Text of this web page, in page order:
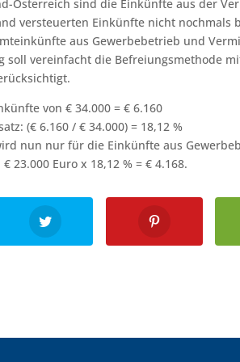
Österreich sind die Einkünfte aus der
versteuerten Einkünfte nicht nochmals
aus Gewerbebetrieb und
soll vereinfacht die Befreiungsmethode
von € 34.000 = € 6.160
(€ 6.160 / € 34.000) = 18,12 %
nun nur für die Einkünfte aus
23.000 Euro x 18,12 % = € 4.168.